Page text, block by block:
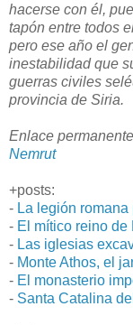
hacerse con él,
tapón entre todos
pero ese año el
inestabilidad que
guerras civiles
provincia de Siria.
Enlace
Nemrut
+posts:
- La legión
- El mítico reino de
- Las iglesias
- Monte Athos, el
- El monasterio
- Santa Catalina